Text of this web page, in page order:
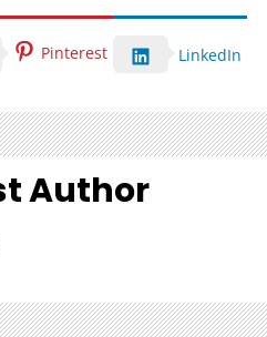
Pinterest LinkedIn
Author